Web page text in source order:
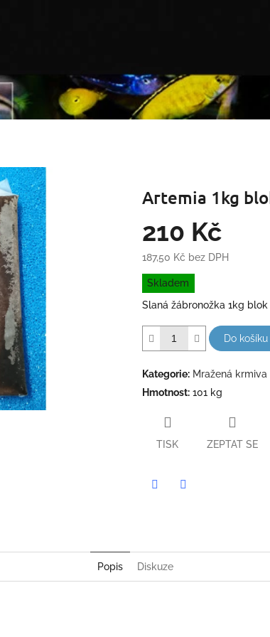
Artemia 1kg
210 Kč
187,50 Kč bez DPH
Měrná
cena:
Skladem
Slaná žábronožka 1kg blok
Do košíku
Kategorie: Mražená krmiva
Hmotnost: 101 kg
TISK ZEPTAT SE
Popis Diskuze